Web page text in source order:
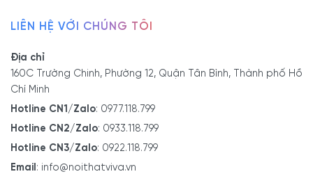
LIÊN HỆ VỚI CHÚNG TÔI
Địa chỉ
160C Trường Chinh, Phường 12, Quận Tân Bình, Thành phố Hồ
Chí Minh
Hotline CN1/Zalo: 0977.118.799
Hotline CN2/Zalo: 0933.118.799
Hotline CN3/Zalo: 0922.118.799
Email : info@noithatviva.vn